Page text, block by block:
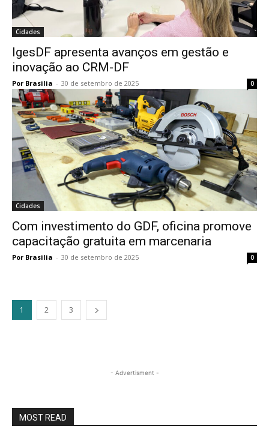
Cidades
IgesDF apresenta avanços em gestão e
inovação ao CRM-DF
Por Brasilia - 30 de setembro de 2025 0
Cidades
Com investimento do GDF, oficina promove
capacitação gratuita em marcenaria
Por Brasilia - 30 de setembro de 2025 0
1 2 3
- Advertisment -
MOST READ